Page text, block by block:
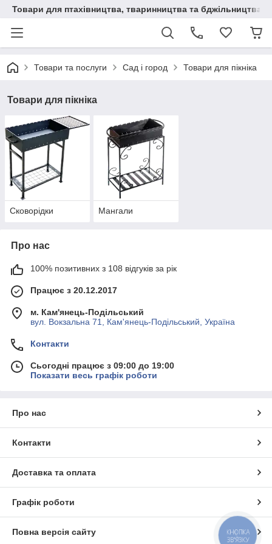
Товари для птахівництва, тваринництва та бджільництва
Товари та послуги Сад і город Товари для пікніка
Товари для пікніка
Сковорідки Мангали
Про нас
100% позитивних з 108 відгуків за рік
Працює з 20.12.2017
м. Кам'янець-Подільський
вул. Вокзальна 71, Кам'янець-Подільський, Україна
Контакти
Сьогодні працює з 09:00 до 19:00
Показати весь графік роботи
Про нас
Контакти
Доставка та оплата
Графік роботи
Повна версія сайту